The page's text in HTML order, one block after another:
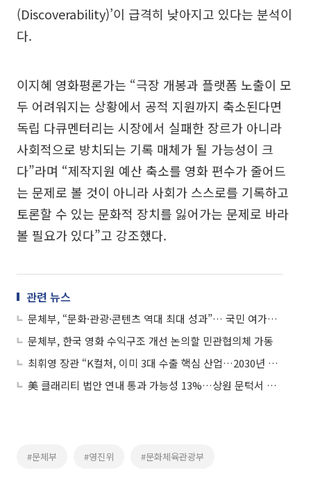
(Discoverability)’이 급격히 낮아지고 있다는 분석이
다.
이지혜 영화평론가는 “극장 개봉과 플랫폼 노출이 모
두 어려워지는 상황에서 공적 지원까지 축소된다면
독립 다큐멘터리는 시장에서 실패한 장르가 아니라
사회적으로 방치되는 기록 매체가 될 가능성이 크
다”라며 “제작지원 예산 축소를 영화 편수가 줄어드
는 문제로 볼 것이 아니라 사회가 스스로를 기록하고
토론할 수 있는 문화적 장치를 잃어가는 문제로 바라
볼 필요가 있다”고 강조했다.
관련 뉴스
문체부, “문화·관광·콘텐츠 역대 최대 성과”… 국민 여가만족도도 최고치 경신
문체부, 한국 영화 수익구조 개선 논의할 민관협의체 가동
최휘영 장관 “K컬처, 이미 3대 수출 핵심 산업…2030년 400조 시대 열 것”
美 클래리티 법안 연내 통과 가능성 13%…상원 문턱서 제동
#문체부 #영진위 #문화체육관광부